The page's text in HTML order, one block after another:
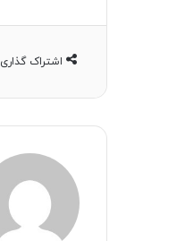
اشتراک گذاری